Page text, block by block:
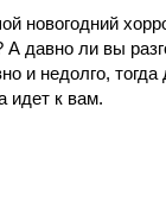
новогодний
А давно ли вы
и недолго,
идет к вам.